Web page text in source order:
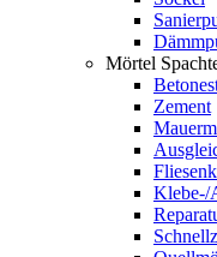
Mörtel
Zement
Klebe-/